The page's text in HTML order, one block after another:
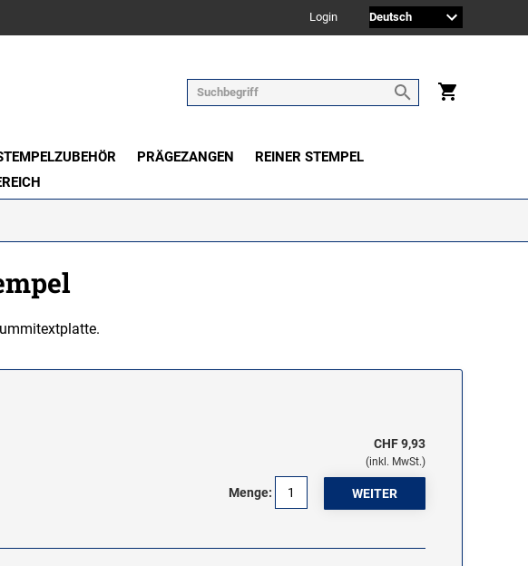
Login
PRÄGEZANGEN
REINER STEMPEL
CHF 9,93
(inkl. MwSt.)
Menge: